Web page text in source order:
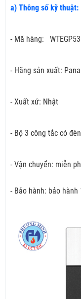
a) Thông số kỹ thuật:
- Mã hàng:
- Hãng sản xuất:
- Xuất xứ: Nhật
- Bộ 3 công tắc có
- Vận chuyển: miễn
- Bảo hành: bảo